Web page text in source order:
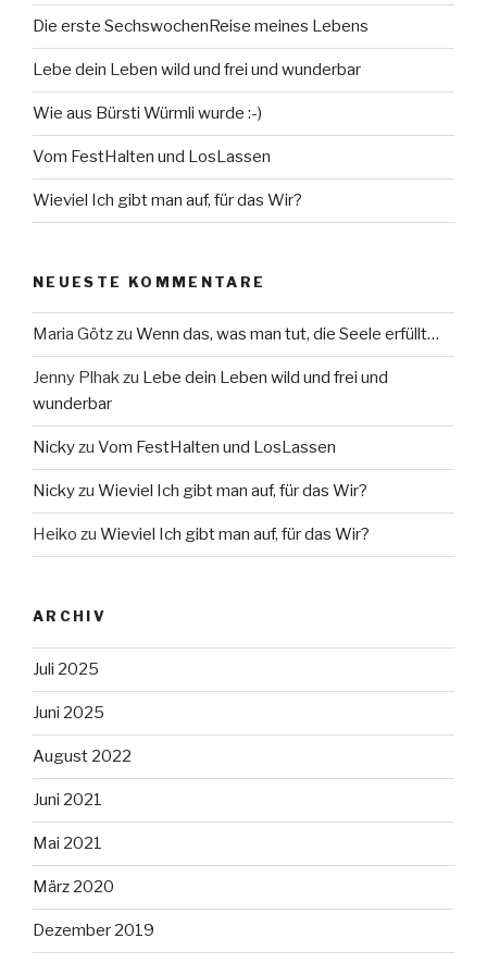
Die erste SechswochenReise meines Lebens
Lebe dein Leben wild und frei und wunderbar
Wie aus Bürsti Würmli wurde :-)
Vom FestHalten und LosLassen
Wieviel Ich gibt man auf, für das Wir?
NEUESTE KOMMENTARE
Maria Götzzu Wenn das, was man tut, die Seele erfüllt…
Jenny Plhakzu Lebe dein Leben wild und frei und
wunderbar
Nickyzu Vom FestHalten und LosLassen
Nickyzu Wieviel Ich gibt man auf, für das Wir?
Heiko zu Wieviel Ich gibt man auf, für das Wir?
ARCHIV
Juli 2025
Juni 2025
August 2022
Juni 2021
Mai 2021
März 2020
Dezember 2019